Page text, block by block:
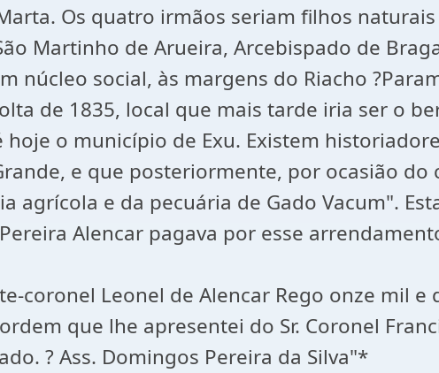
Os quatro irmãos seriam filhos
Martinho de Arueira, Arcebispado de
núcleo social, às margens do Riacho
de 1835, local que mais tarde iria ser o
o município de Exu. Existem
e que posteriormente, por ocasião
agrícola e da pecuária de Gado Vacum".
Alencar pagava por esse
coronel Leonel de Alencar Rego onze mil
que lhe apresentei do Sr. Coronel
? Ass. Domingos Pereira da Silva"*